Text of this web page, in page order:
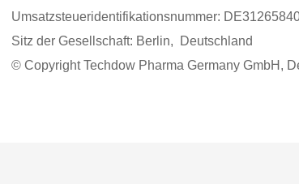
Umsatzsteueridentifikationsnummer:
Sitz der Gesellschaft: Berlin, Deutschland
© Copyright Techdow Pharma Germany GmbH,